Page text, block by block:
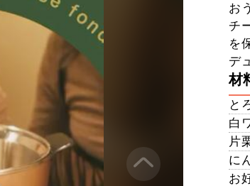
お
チ
を
デ
材
と
白
片
に
お